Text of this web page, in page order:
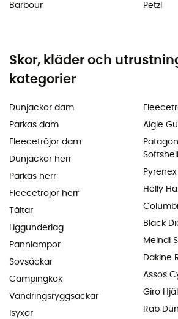
Barbour
Petzl
Skor, kläder och
kategorier
Dunjackor dam
Parkas dam
Fleecetröjor dam
Dunjackor herr
Parkas herr
Fleecetröjor herr
Tältar
Liggunderlag
Pannlampor
Sovsäckar
Campingkök
Vandringsryggsäckar
Isyxor
Aigle
Softshell
Helly
Black
Meindl
Dakine
Assos
Giro
Rab